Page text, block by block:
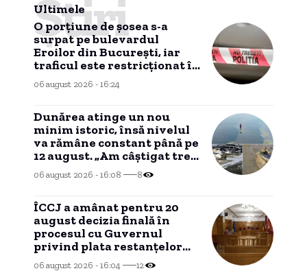
Ultimele
Știri
O porțiune de șosea s-a
surpat pe bulevardul
Eroilor din București, iar
traficul este restricționat în
zonă.
06 august 2026 - 16:24
Dunărea atinge un nou
minim istoric, însă nivelul
va rămâne constant până pe
12 august. „Am câştigat trei-
patru zile”
06 august 2026 - 16:08 8
ÎCCJ a amânat pentru 20
august decizia finală în
procesul cu Guvernul
privind plata restanțelor
salariale ale magistraților
06 august 2026 - 16:04 12